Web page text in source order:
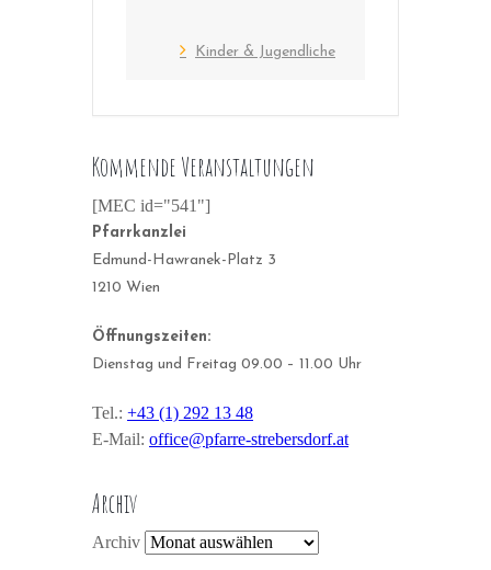
Kinder & Jugendliche
Kommende Veranstaltungen
[MEC id="541"]
Pfarrkanzlei
Edmund-Hawranek-Platz 3
1210 Wien
Öffnungszeiten:
Dienstag und Freitag 09.00 – 11.00 Uhr
Tel.: +43 (1) 292 13 48
E-Mail: office@pfarre-strebersdorf.at
Archiv
Archiv